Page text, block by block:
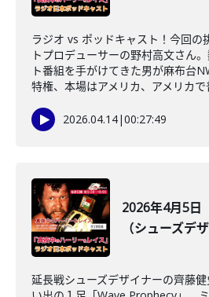
ラジオ vs ポッドキャスト！今回の
トプロデューサーの野村高文さん
ト番組を手がけてきた男が麻布台
特権、本場はアメリカ、アメリカで
2026.04.14|00:27:49
2026年4月5日
（シューズデ
延長戦シューズデザイナーの齊藤